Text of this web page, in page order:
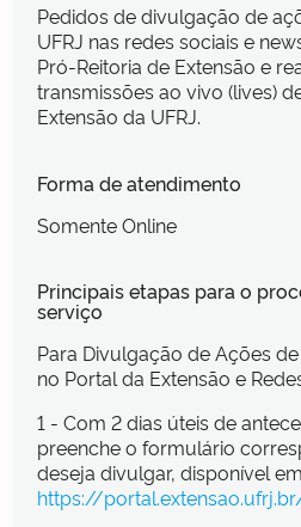
Pedidos de divulgação de
UFRJ nas redes sociais e
Pró-Reitoria de Extensão e
transmissões ao vivo (lives)
Extensão da UFRJ.
Forma de atendimento
Somente Online
Principais etapas para o
serviço
Para Divulgação de Ações
no Portal da Extensão e
1 - Com 2 dias úteis de
preenche o formulário
deseja divulgar, disponível
https://